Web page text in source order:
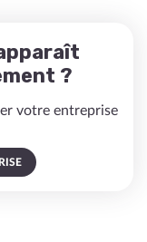
?
votre entreprise